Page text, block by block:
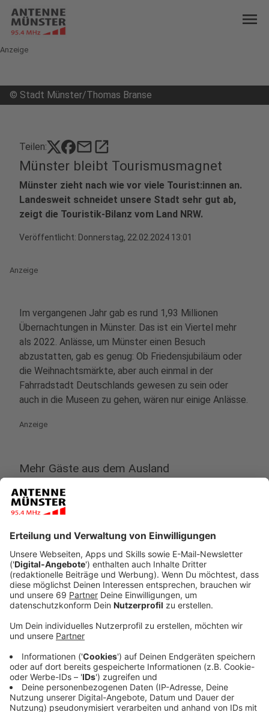
menu
Anzeige
© Stadt Münster/Thomas Branse
Teilen: mailopen_in_new
Münster bleibt Tourismusmagnet
Münster zieht nach wie vor viele Tourist:innen an.
Landesweit schneidet unsere Stadt sehr gut ab,
zeigt die Touristik-Bilanz vom Land NRW.
Veröffentlicht: Donnerstag, 22.02.2024 13:01
Anzeige
Im vergangenen Jahr gab es rund 1,93 Millionen
Übernachtungen in Münster. Das ist ein Viertel mehr
als 2022. Anlässe, um Münster einen Besuch
abzustatten, gab es genug: Ob Friedensjubiläum oder
die Weihnachtsmärkte, aber auch einmal in der
Fahrradstadt Deutschlands gewesen zu sein oder
auch in die Museen zu gehen, wären nur einige Anlässe.
Anzeige
Mehr Gäste aus dem Ausland
Münster Urlaub, sondern auch wieder mehr Gäste aus
dem Ausland. Das zeigt die aktuelle
Tourismusstatistik. Die Gäste aus dem Ausland
kommen vor allem aus den Niederlanden, der Schweiz
und den USA. Insgesamt gab es 175.357
Übernachtungen von Gästen aus dem Ausland. Die
Anzahl lag damit um 11,3 Prozent höher als noch 2022.
Mit dieser Entwicklung steht Münster unter den
Spitzenreitern der Großstädte in Nordrhein-Westfalen.
Bernadette Spinnen von Münster Marketing:
Münsters Attraktivität als Städtereiseziel ist